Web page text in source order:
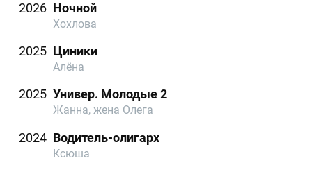
2026 Ночной
Хохлова
2025 Циники
Алёна
2025 Универ. Молодые 2
Жанна, жена Олега
2024 Водитель-олигарх
Ксюша